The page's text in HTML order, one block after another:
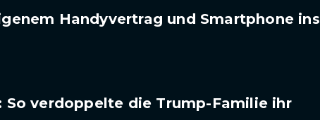
Handyvertrag und Smartphone ins
So verdoppelte die Trump-Familie ihr